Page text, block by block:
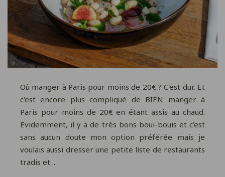
Où manger à Paris pour moins de 20€ ? C'est dur. Et
c'est encore plus compliqué de BIEN manger à
Paris pour moins de 20€ en étant assis au chaud.
Evidemment, il y a de très bons boui-bouis et c'est
sans aucun doute mon option préférée mais je
voulais aussi dresser une petite liste de restaurants
tradis et ...